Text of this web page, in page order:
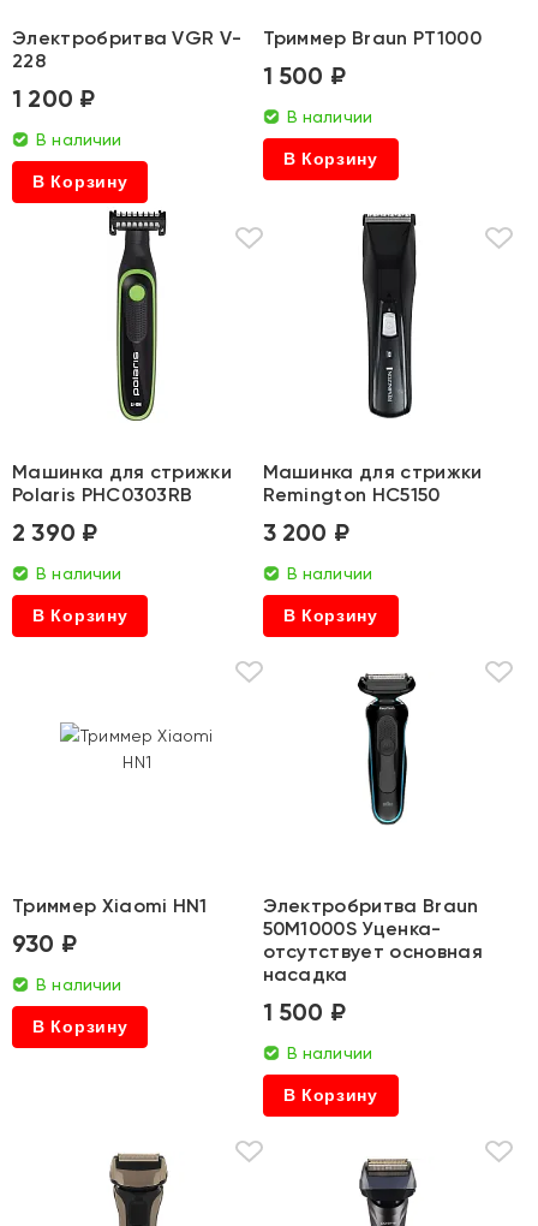
Электробритва VGR V-
228
1 200 ₽
В наличии
В Корзину
Триммер Braun PT1000
1 500 ₽
В наличии
В Корзину
Машинка для стрижки
Polaris PHC0303RB
2 390 ₽
В наличии
В Корзину
Машинка для стрижки
Remington HC5150
3 200 ₽
В наличии
В Корзину
Триммер Xiaomi HN1
930 ₽
В наличии
В Корзину
Электробритва Braun
50M1000S Уценка-
отсутствует основная
насадка
1 500 ₽
В наличии
В Корзину